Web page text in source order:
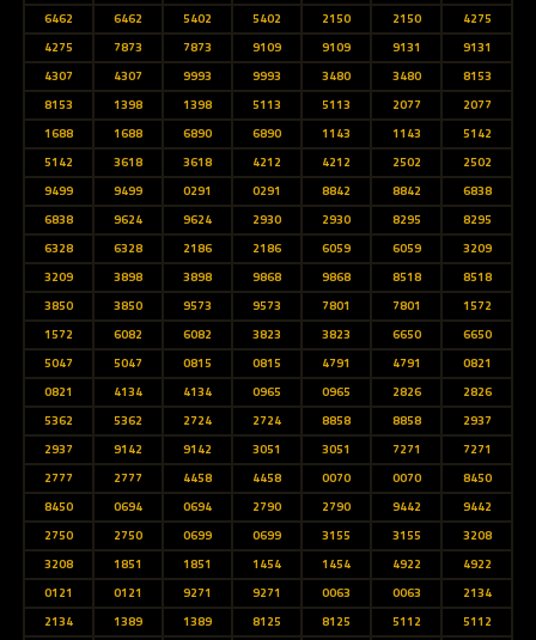
6462
6462 5402 5402 2150 2150
4275
4275
7873 7873 9109 9109 9131
9131
4307
4307 9993 9993 3480 3480
8153
8153
1398 1398 5113 5113 2077
2077
1688
1688 6890 6890 1143 1143
5142
5142
3618 3618 4212 4212 2502
2502
9499
9499 0291 0291 8842 8842
6838
6838
9624 9624 2930 2930 8295
8295
6328
6328 2186 2186 6059 6059
3209
3209
3898 3898 9868 9868 8518
8518
3850
3850 9573 9573 7801 7801
1572
1572
6082 6082 3823 3823 6650
6650
5047
5047 0815 0815 4791 4791
0821
0821
4134 4134 0965 0965 2826
2826
5362
5362 2724 2724 8858 8858
2937
2937
9142 9142 3051 3051 7271
7271
2777
2777 4458 4458 0070 0070
8450
8450
0694 0694 2790 2790 9442
9442
2750
2750 0699 0699 3155 3155
3208
3208
1851 1851 1454 1454 4922
4922
0121
0121 9271 9271 0063 0063
2134
2134
1389 1389 8125 8125 5112
5112